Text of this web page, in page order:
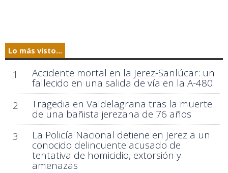
Lo más visto...
1 Accidente mortal en la Jerez-Sanlúcar: un
fallecido en una salida de vía en la A-480
2
Tragedia en Valdelagrana tras la muerte
de una bañista jerezana de 76 años
3
La Policía Nacional detiene en Jerez a un
conocido delincuente acusado de
tentativa de homicidio, extorsión y
amenazas